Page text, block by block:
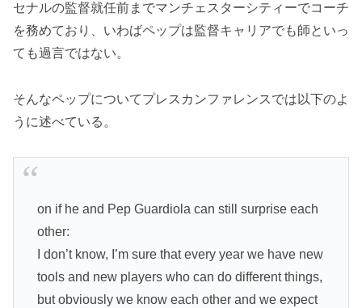
セナルの監督就任前までマンチェスターシティーでコーチ
を務めており、いわばペップは監督キャリアでも師といっ
ても過言ではない。
そんなペップについてプレスカンファレンスでは以下のよ
うに述べている。
on if he and Pep Guardiola can still surprise each
other:
I don’t know, I’m sure that every year we have new
tools and new players who can do different things,
but obviously we know each other and we expect